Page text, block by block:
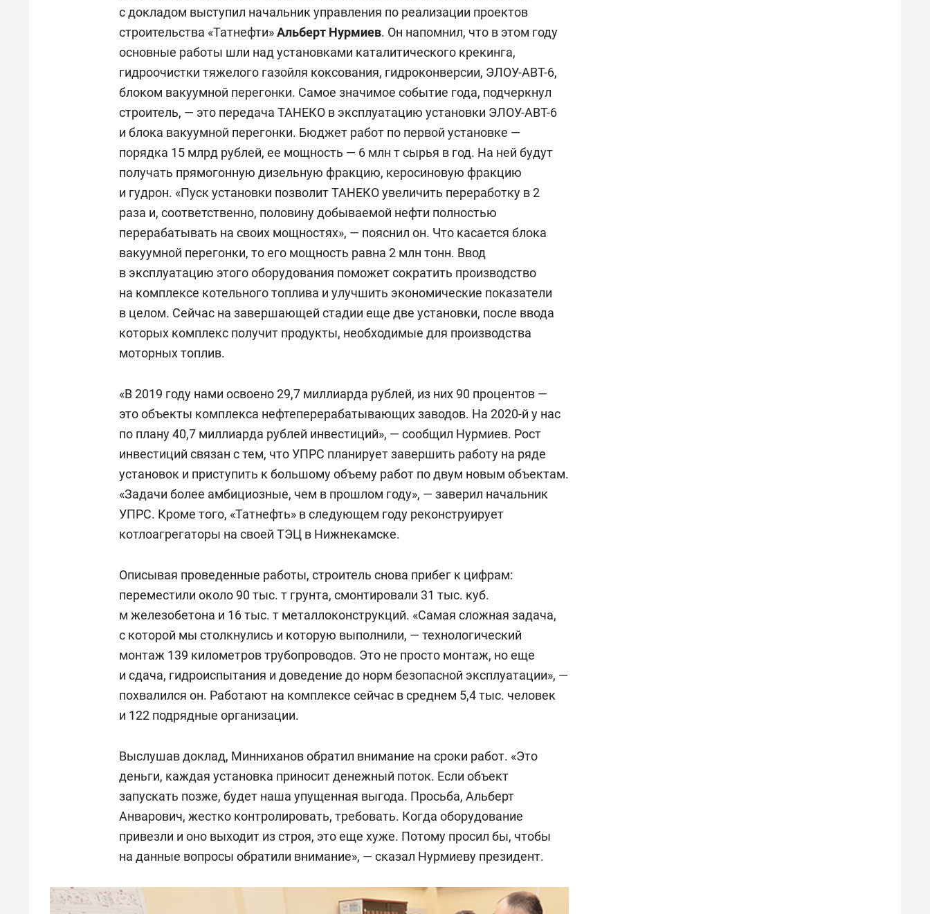
с докладом выступил начальник управления по реализации проектов
строительства «Татнефти»Альберт Нурмиев. Он напомнил, что в этом году
основные работы шли над установками каталитического крекинга,
гидроочистки тяжелого газойля коксования, гидроконверсии, ЭЛОУ-АВТ-6,
блоком вакуумной перегонки. Самое значимое событие года, подчеркнул
строитель, — это передача ТАНЕКО в эксплуатацию установки ЭЛОУ-АВТ-6
и блока вакуумной перегонки. Бюджет работ по первой установке —
порядка 15 млрд рублей, ее мощность — 6 млн т сырья в год. На ней будут
получать прямогонную дизельную фракцию, керосиновую фракцию
и гудрон. «Пуск установки позволит ТАНЕКО увеличить переработку в 2
раза и, соответственно, половину добываемой нефти полностью
перерабатывать на своих мощностях», — пояснил он. Что касается блока
вакуумной перегонки, то его мощность равна 2 млн тонн. Ввод
в эксплуатацию этого оборудования поможет сократить производство
на комплексе котельного топлива и улучшить экономические показатели
в целом. Сейчас на завершающей стадии еще две установки, после ввода
которых комплекс получит продукты, необходимые для производства
моторных топлив.
«В 2019 году нами освоено 29,7 миллиарда рублей, из них 90 процентов —
это объекты комплекса нефтеперерабатывающих заводов. На 2020-й у нас
по плану 40,7 миллиарда рублей инвестиций», — сообщил Нурмиев. Рост
инвестиций связан с тем, что УПРС планирует завершить работу на ряде
установок и приступить к большому объему работ по двум новым объектам.
«Задачи более амбициозные, чем в прошлом году», — заверил начальник
УПРС. Кроме того, «Татнефть» в следующем году реконструирует
котлоагрегаторы на своей ТЭЦ в Нижнекамске.
Описывая проведенные работы, строитель снова прибег к цифрам:
переместили около 90 тыс. т грунта, смонтировали 31 тыс. куб.
м железобетона и 16 тыс. т металлоконструкций. «Самая сложная задача,
с которой мы столкнулись и которую выполнили, — технологический
монтаж 139 километров трубопроводов. Это не просто монтаж, но еще
и сдача, гидроиспытания и доведение до норм безопасной эксплуатации», —
похвалился он. Работают на комплексе сейчас в среднем 5,4 тыс. человек
и 122 подрядные организации.
Выслушав доклад, Минниханов обратил внимание на сроки работ. «Это
деньги, каждая установка приносит денежный поток. Если объект
запускать позже, будет наша упущенная выгода. Просьба, Альберт
Анварович, жестко контролировать, требовать. Когда оборудование
привезли и оно выходит из строя, это еще хуже. Потому просил бы, чтобы
на данные вопросы обратили внимание», — сказал Нурмиеву президент.